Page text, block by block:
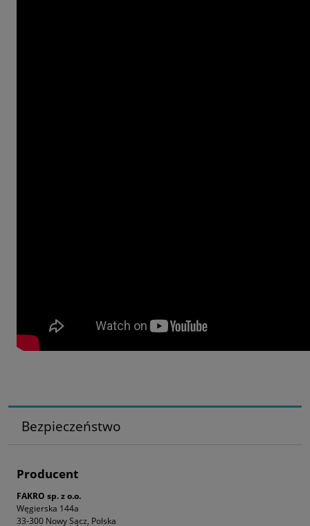
Bezpieczeństwo
Producent
FAKRO sp. z o.o.
Węgierska 144a
33-300 Nowy Sącz, Polska